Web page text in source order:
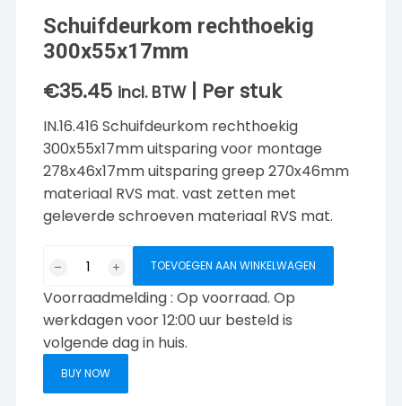
Schuifdeurkom rechthoekig
300x55x17mm
€35.45 incl. BTW | Per stuk
IN.16.416 Schuifdeurkom rechthoekig
300x55x17mm uitsparing voor montage
278x46x17mm uitsparing greep 270x46mm
materiaal RVS mat. vast zetten met
geleverde schroeven materiaal RVS mat.
rechthoekig
300x55x17mm
aantal
TOEVOEGEN AAN WINKELWAGEN
Voorraadmelding : Op voorraad. Op
werkdagen voor 12:00 uur besteld is
volgende dag in huis.
BUY NOW